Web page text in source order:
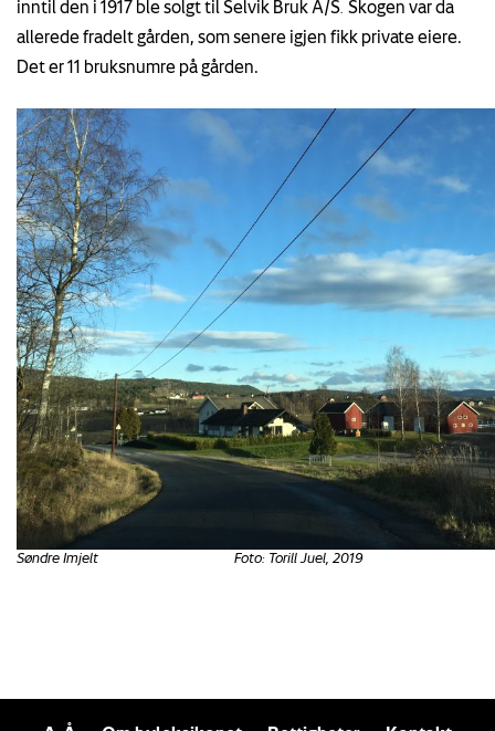
inntil den i 1917 ble solgt til Selvik Bruk A/S Skogen var da
allerede fradelt gården, som senere igjen fikk private eiere.
Det er 11 bruksnumre på gården.
Søndre Imjelt Foto: Torill Juel, 2019